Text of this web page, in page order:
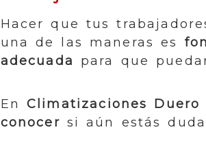
Hacer que tus
una de las maneras es
adecuada
para que
En Climatizaciones Duero
conocer si aún estás